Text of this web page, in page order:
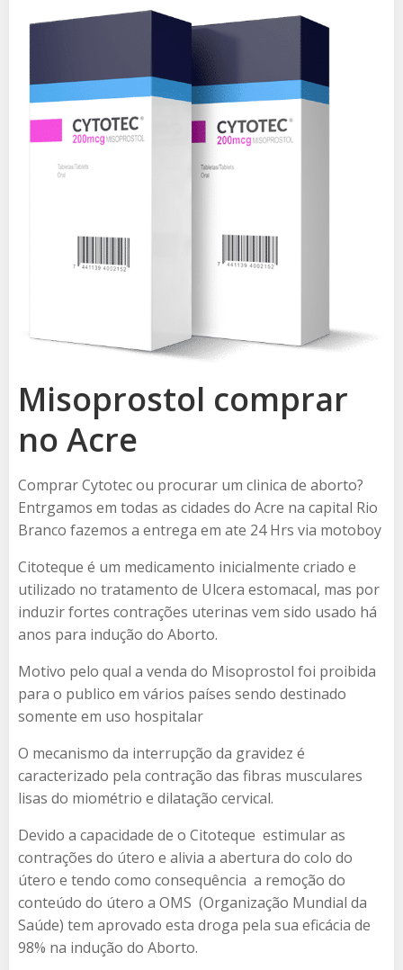
Misoprostol comprar
no Acre
Comprar Cytotec ou procurar um clinica de aborto?
Entrgamos em todas as cidades do Acre na capital Rio
Branco fazemos a entrega em ate 24 Hrs via motoboy
Citoteque é um medicamento inicialmente criado e
utilizado no tratamento de Ulcera estomacal, mas por
induzir fortes contrações uterinas vem sido usado há
anos para indução do Aborto.
Motivo pelo qual a venda do Misoprostol foi proibida
para o publico em vários países sendo destinado
somente em uso hospitalar
O mecanismo da interrupção da gravidez é
caracterizado pela contração das fibras musculares
lisas do miométrio e dilatação cervical.
Devido a capacidade de o Citoteque estimular as
contrações do útero e alivia a abertura do colo do
útero e tendo como consequência a remoção do
conteúdo do útero a OMS (Organização Mundial da
Saúde) tem aprovado esta droga pela sua eficácia de
98% na indução do Aborto.